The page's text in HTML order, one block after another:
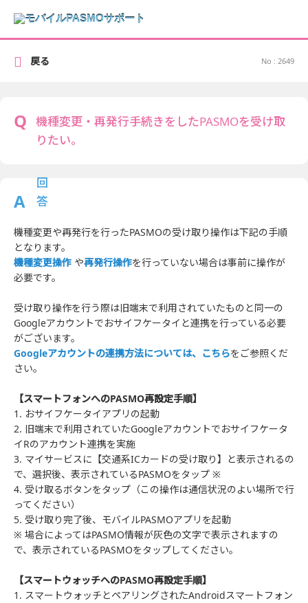
No : 2649
機種変更・再発行手続きをしたPASMOを受け取
りたい。
機種変更や再発行を行ったPASMOの受け取り操作は下記の手順
となります。
機種変更操作 や再発行操作を行っていない場合は事前に操作が
必要です。
受け取り操作を行う際は旧端末で利用されていたものと同一の
Googleアカウントでおサイフケータイと連携を行っている必要
がございます。
Googleアカウントの連携方法については、こちらをご参照くだ
さい。
【スマートフォンへのPASMO再設定手順】
1. おサイフケータイアプリの起動
2. 旧端末で利用されていたGoogleアカウントでおサイフケータ
イRのアカウント連携を実施
3. マイサービスに【交通系ICカードの受け取り】と表示されるの
で、選択後、表示されているPASMOをタップ ※
4. 受け取るボタンをタップ（この操作は通信状況のよい場所で行
ってください）
5. 受け取り完了後、モバイルPASMOアプリを起動
※ 場合によってはPASMO情報が灰色の文字で表示されますの
で、表示されているPASMOをタップしてください。
【スマートウォッチへのPASMO再設定手順】
1. スマートウォッチとペアリングされたAndroidスマートフォン
戻る